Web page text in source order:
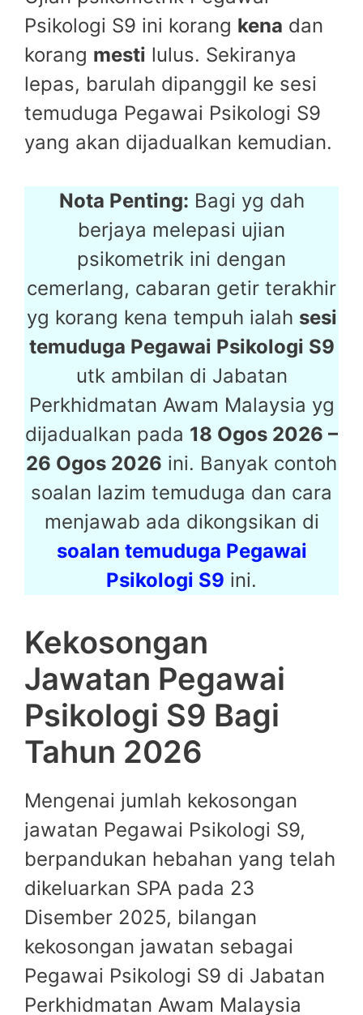
Psikologi S9 ini korang kena dan
korang mesti lulus. Sekiranya
lepas, barulah dipanggil ke sesi
temuduga Pegawai Psikologi S9
yang akan dijadualkan kemudian.
Nota Penting: Bagi yg dah
berjaya melepasi ujian
psikometrik ini dengan
cemerlang, cabaran getir terakhir
yg korang kena tempuh ialah sesi
temuduga Pegawai Psikologi S9
utk ambilan di Jabatan
Perkhidmatan Awam Malaysia yg
dijadualkan pada 18 Ogos 2026 –
26 Ogos 2026 ini. Banyak contoh
soalan lazim temuduga dan cara
menjawab ada dikongsikan di
soalan temuduga Pegawai
Psikologi S9 ini.
Kekosongan
Jawatan Pegawai
Psikologi S9 Bagi
Tahun 2026
Mengenai jumlah kekosongan
jawatan Pegawai Psikologi S9,
berpandukan hebahan yang telah
dikeluarkan SPA pada 23
Disember 2025, bilangan
kekosongan jawatan sebagai
Pegawai Psikologi S9 di Jabatan
Perkhidmatan Awam Malaysia